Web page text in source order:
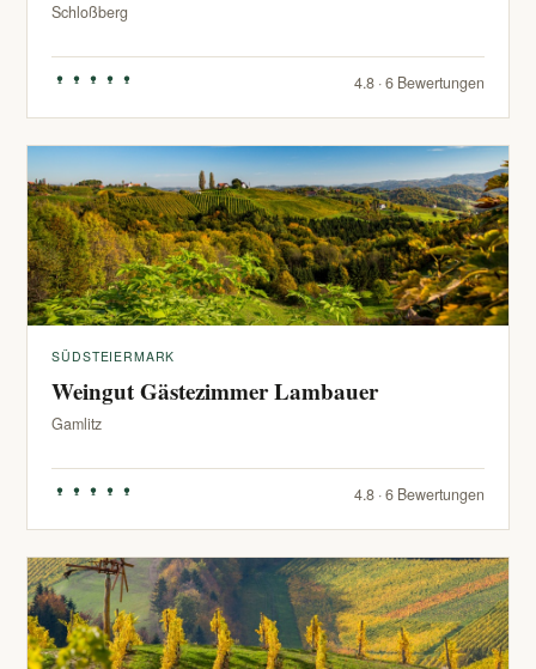
Schloßberg
4.8 · 6 Bewertungen
SÜDSTEIERMARK
Weingut Gästezimmer Lambauer
Gamlitz
4.8 · 6 Bewertungen